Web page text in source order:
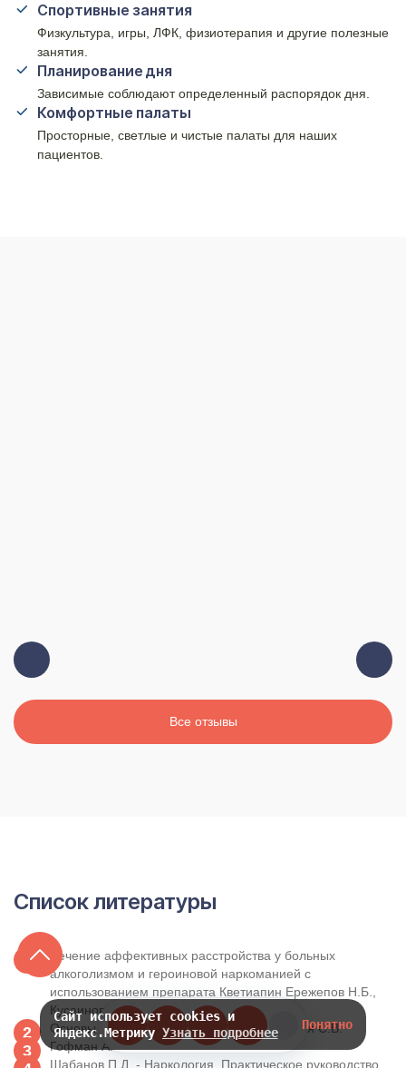
Спортивные занятия
Физкультура, игры, ЛФК, физиотерапия и другие полезные
занятия.
Планирование дня
Зависимые соблюдают определенный распорядок дня.
Комфортные палаты
Просторные, светлые и чистые палаты для наших
пациентов.
Все отзывы
Список литературы
Лечение аффективных расстройства у больных
алкоголизмом и героиновой наркоманией с
использованием препарата Кветиапин Ережепов Н.Б.,
Кусаинов А.А.
Основы наркологии Буркин М.М., Горанская С.В.
Гофман А.Г. - Клиническая наркология
Шабанов П.Д. - Наркология. Практическое руководство
Сайт использует cookies и
Яндекс.Метрику Узнать подробнее
Понятно